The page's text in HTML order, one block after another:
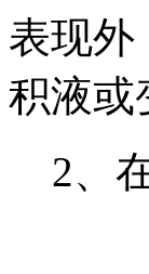
表现外
积液或
2、